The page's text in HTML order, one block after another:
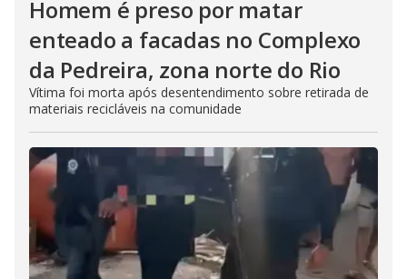
Homem é preso por matar
enteado a facadas no Complexo
da Pedreira, zona norte do Rio
Vítima foi morta após desentendimento sobre retirada de
materiais recicláveis na comunidade